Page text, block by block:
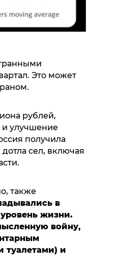
Это может
рублей,
и улучшение
получила
сел, включая
также
в
жизни.
войну,
туалетами) и